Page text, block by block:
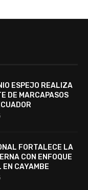
ESPEJO REALIZA
DE MARCAPASOS
FORTALECE LA
CON ENFOQUE
EN CAYAMBE